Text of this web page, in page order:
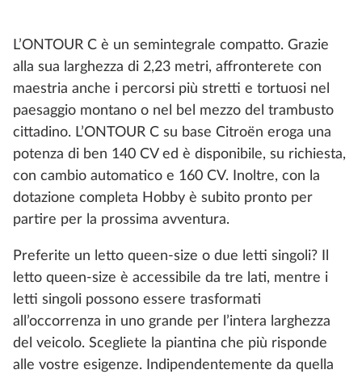
L’ONTOUR C è un semintegrale compatto. Grazie
alla sua larghezza di 2,23 metri, affronterete con
maestria anche i percorsi più stretti e tortuosi nel
paesaggio montano o nel bel mezzo del trambusto
cittadino. L’ONTOUR C su base Citroën eroga una
potenza di ben 140 CV ed è disponibile, su richiesta,
con cambio automatico e 160 CV. Inoltre, con la
dotazione completa Hobby è subito pronto per
partire per la prossima avventura.
Preferite un letto queen-size o due letti singoli? Il
letto queen-size è accessibile da tre lati, mentre i
letti singoli possono essere trasformati
all’occorrenza in uno grande per l’intera larghezza
del veicolo. Scegliete la piantina che più risponde
alle vostre esigenze. Indipendentemente da quella